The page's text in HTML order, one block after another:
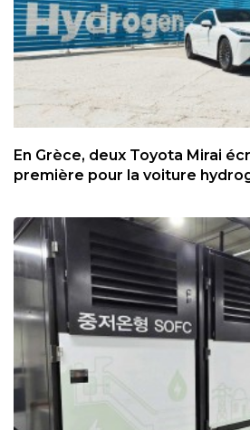
En Grèce, deux Toyota Mirai
première pour la voiture